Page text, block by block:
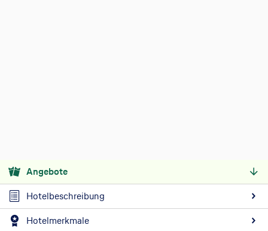
Angebote
Hotelbeschreibung
Hotelmerkmale